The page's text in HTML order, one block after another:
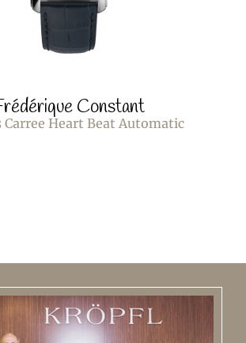
Constant
Carree Heart Beat Automatic